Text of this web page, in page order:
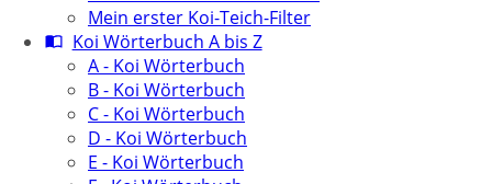
Mein erster Koi-Teich-Filter
Koi Wörterbuch A bis Z
A - Koi Wörterbuch
B - Koi Wörterbuch
C - Koi Wörterbuch
D - Koi Wörterbuch
E - Koi Wörterbuch